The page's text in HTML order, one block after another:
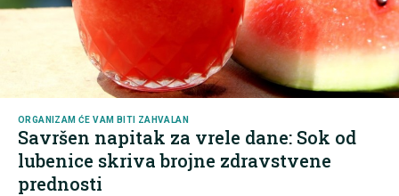
ORGANIZAM ĆE VAM BITI ZAHVALAN
Savršen napitak za vrele dane: Sok od
lubenice skriva brojne zdravstvene
prednosti